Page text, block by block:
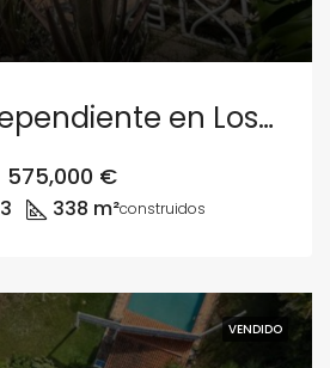
Chalet independiente en Los Monasterios, Puçol
575,000 €
3 338 m²construidos
VENDIDO